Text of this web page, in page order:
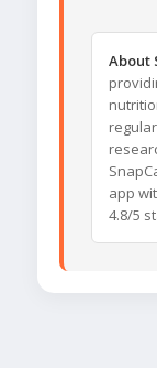
About
app
4.8/5